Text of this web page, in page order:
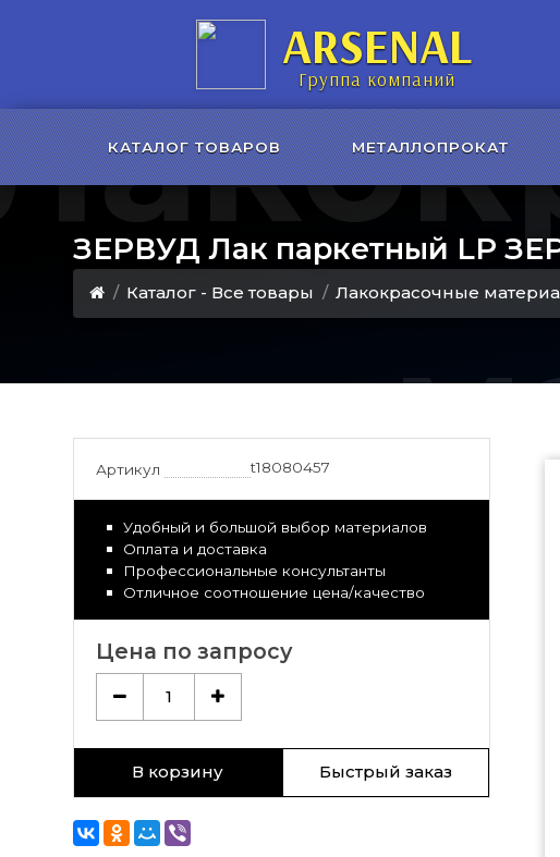
ARSENAL
Группа компаний
КАТАЛОГ ТОВАРОВ МЕТАЛЛОПРОКАТ
ЗЕРВУД Лак паркетный LP
Каталог - Все товары Лакокрасочные
Артикул t18080457
Удобный и большой выбор материалов
Оплата и доставка
Профессиональные консультанты
Отличное соотношение цена/качество
Цена по запросу
1
В корзину Быстрый заказ